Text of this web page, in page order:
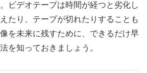
ビデオテープは時間が経つと劣化し
たり、テープが切れたりすることも
を未来に残すために、できるだけ早
を知っておきましょう。